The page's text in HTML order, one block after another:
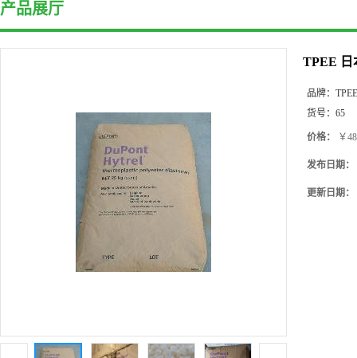
产品展厅
TPEE 日
品牌： TPEE
货号： 65
价格： ￥
发布日期：
更新日期：